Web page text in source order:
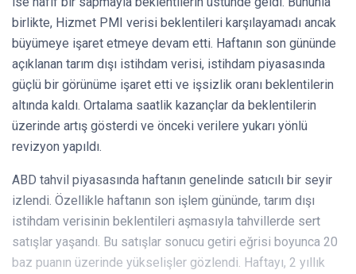
birlikte, Hizmet PMI verisi beklentileri karşılayamadı ancak
büyümeye işaret etmeye devam etti. Haftanın son gününde
açıklanan tarım dışı istihdam verisi, istihdam piyasasında
güçlü bir görünüme işaret etti ve işsizlik oranı beklentilerin
altında kaldı. Ortalama saatlik kazançlar da beklentilerin
üzerinde artış gösterdi ve önceki verilere yukarı yönlü
revizyon yapıldı.
ABD tahvil piyasasında haftanın genelinde satıcılı bir seyir
izlendi. Özellikle haftanın son işlem gününde, tarım dışı
istihdam verisinin beklentileri aşmasıyla tahvillerde sert
satışlar yaşandı. Bu satışlar sonucu getiri eğrisi boyunca 20
baz puanın üzerinde yükselişler gözlendi. Haftayı, 2 yıllık